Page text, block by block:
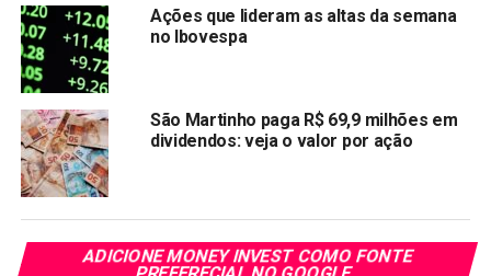
das condições de geração.
Com informação R7
Após auxílio emergencial, governo vai lançar Renda
Brasil e novo Verde e Amarelo
Oi tem o sinal verde necessário para colocar em
prática o novo plano
As Melhores pagadoras de dividendo 2019
Ações que lideram as altas da semana
no Ibovespa
São Martinho paga R$ 69,9 milhões em
dividendos: veja o valor por ação
ADICIONE MONEY INVEST COMO FONTE